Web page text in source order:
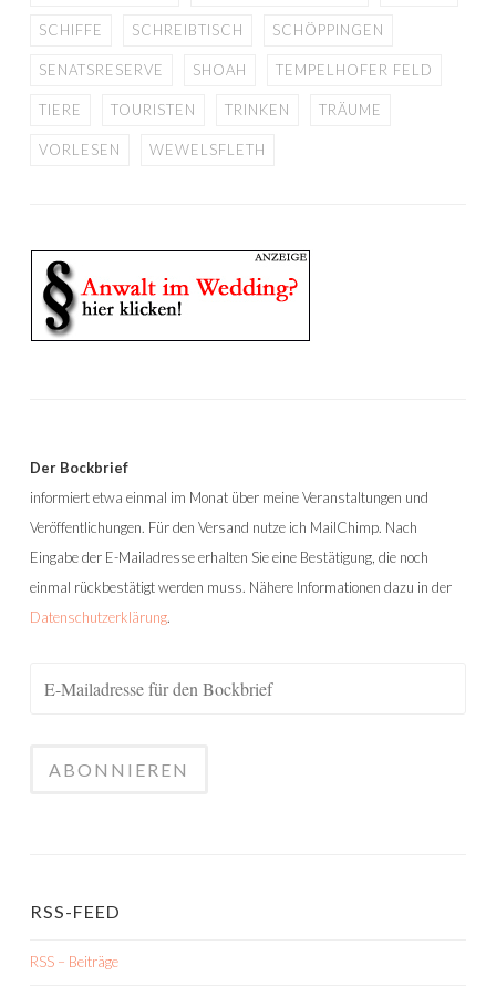
SCHIFFE SCHREIBTISCH SCHÖPPINGEN
SENATSRESERVE SHOAH TEMPELHOFER FELD
TIERE TOURISTEN TRINKEN TRÄUME
VORLESEN WEWELSFLETH
Der Bockbrief
informiert etwa einmal im Monat über meine Veranstaltungen und
Veröffentlichungen. Für den Versand nutze ich MailChimp. Nach
Eingabe der E-Mailadresse erhalten Sie eine Bestätigung, die noch
einmal rückbestätigt werden muss. Nähere Informationen dazu in der
Datenschutzerklärung.
RSS-FEED
RSS – Beiträge